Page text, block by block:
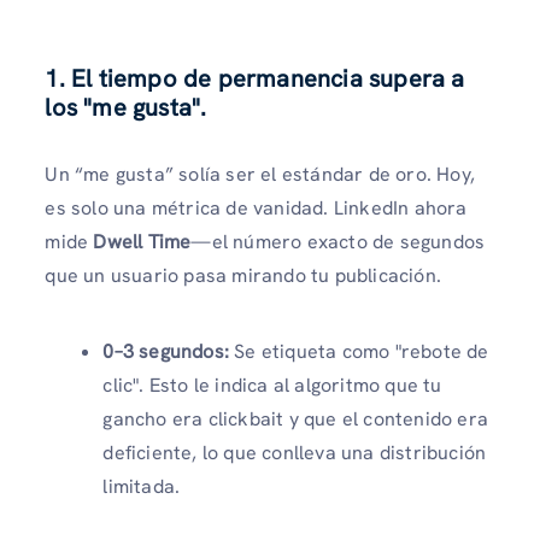
1. El tiempo de permanencia supera a
los "me gusta".
Un “me gusta” solía ser el estándar de oro. Hoy,
es solo una métrica de vanidad. LinkedIn ahora
mide Dwell Time—el número exacto de segundos
que un usuario pasa mirando tu publicación.
0–3 segundos:Se etiqueta como "rebote de
clic". Esto le indica al algoritmo que tu
gancho era clickbait y que el contenido era
deficiente, lo que conlleva una distribución
limitada.